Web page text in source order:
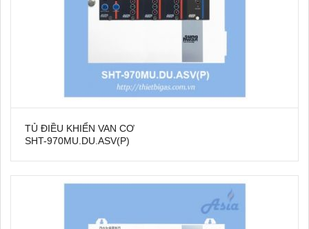
TỦ ĐIỀU KHIỂN VAN CƠ
SHT-970MU.DU.ASV(P)